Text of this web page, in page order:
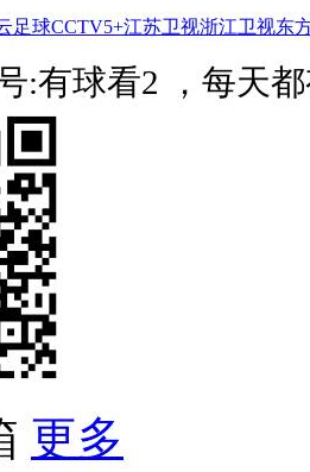
足球CCTV5+江苏卫视浙江卫视东
:有球看2 ，每天
更多